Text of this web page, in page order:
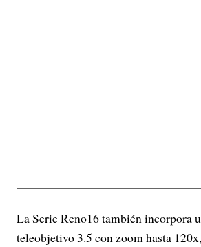
La Serie Reno16 también incorpora
teleobjetivo 3.5 con zoom hasta